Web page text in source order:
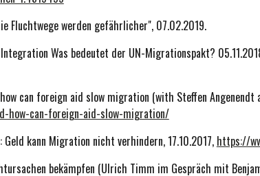
Fluchtwege werden gefährlicher", 07.02.2019.
Was bedeutet der UN-Migrationspakt?
can foreign aid slow migration (with Steffen Angenendt
how-can-foreign-aid-slow-migration/
kann Migration nicht verhindern, 17.10.2017, https://
bekämpfen (Ulrich Timm im Gespräch mit